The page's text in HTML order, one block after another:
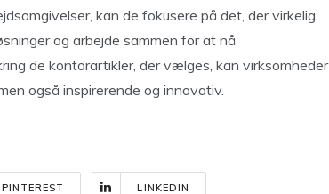
kan de fokusere på det, der virkelig
og arbejde sammen for at nå
de kontorartikler, der vælges, kan virksomheder
også inspirerende og innovativ.
PINTEREST LINKEDIN